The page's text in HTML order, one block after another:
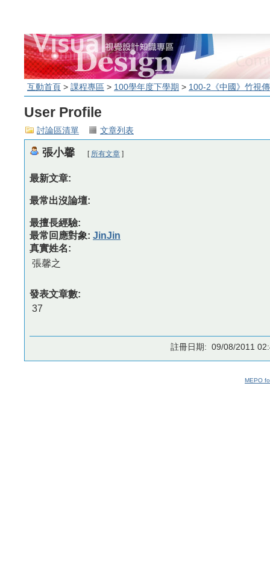
互動首頁 > 課程專區 > 100學年度下學期 > 100-2《中國》竹視
User Profile
討論區清單 文章列表
張小馨 [ 所有文章 ]
最新文章:
最常出沒論壇:
最擅長經驗:
最常回應對象: JinJin
真實姓名:
張馨之
發表文章數:
37
註冊日期: 09/08/2011
MEPO